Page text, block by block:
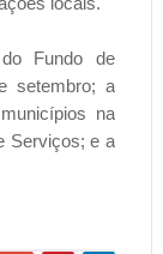
Fundo de
setembro; a
na
Serviços; e a